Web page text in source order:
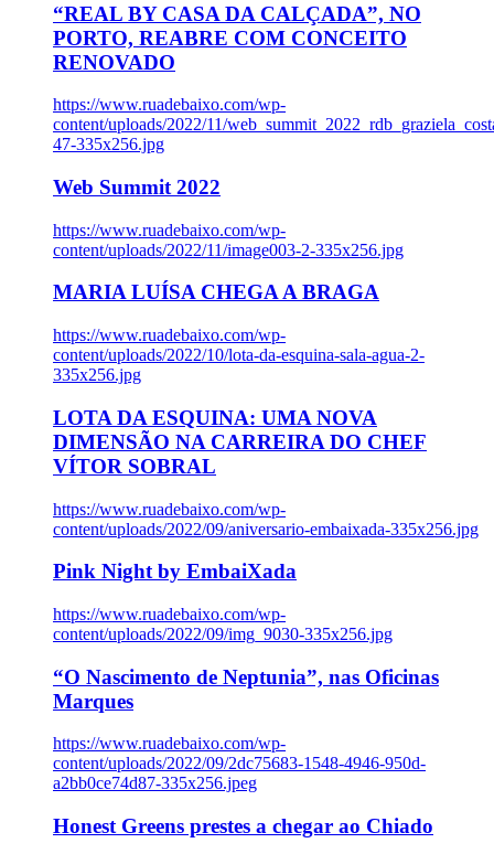
“REAL BY CASA DA CALÇADA”, NO
PORTO, REABRE COM CONCEITO
RENOVADO
https://www.ruadebaixo.com/wp-
content/uploads/2022/11/
47-335x256.jpg
Web Summit 2022
https://www.ruadebaixo.com/wp-
content/uploads/2022/11/image003-2-335x256.jpg
MARIA LUÍSA CHEGA A BRAGA
https://www.ruadebaixo.com/wp-
content/uploads/2022/10/lota-da-esquina-sala-agua-2-
335x256.jpg
LOTA DA ESQUINA: UMA NOVA
DIMENSÃO NA CARREIRA DO CHEF
VÍTOR SOBRAL
https://www.ruadebaixo.com/wp-
content/uploads/2022/09/aniversario-embaixada-335x256.jpg
Pink Night by EmbaiXada
https://www.ruadebaixo.com/wp-
content/uploads/2022/09/img_9030-335x256.jpg
“O Nascimento de Neptunia”, nas Oficinas
Marques
https://www.ruadebaixo.com/wp-
content/uploads/2022/09/2dc75683-1548-4946-950d-
a2bb0ce74d87-335x256.jpeg
Honest Greens prestes a chegar ao Chiado